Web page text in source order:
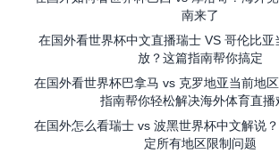
南来了
在国外看世界杯中文直播瑞士 VS 哥伦比亚
放？这篇指南帮你搞定
在国外看世界杯巴拿马 vs 克罗地亚当前地
指南帮你轻松解决海外体育直播
在国外怎么看瑞士 vs 波黑世界杯中文解说
定所有地区限制问题